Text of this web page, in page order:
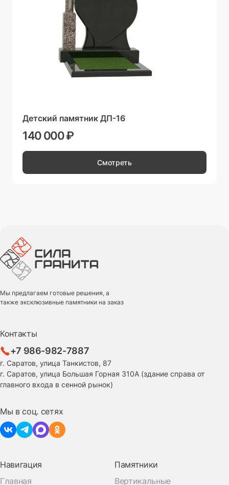
Детский памятник ДП-16
140 000 ₽
Смотреть
Мы предлагаем готовые решения, а
также эксклюзивные памятники на заказ
Навигация
Главная
Памятники
Вертикальные
Контакты
+7 986-982-7887
г. Саратов, улица Танкистов, 87
г. Саратов, улица Большая Горная 310А (здание справа от
главного входа в сенной рынок)
Мы в соц. сетях